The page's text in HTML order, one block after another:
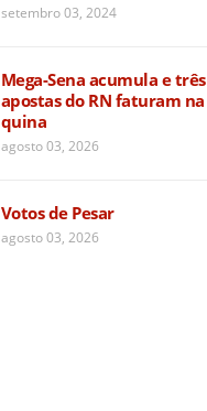
setembro 03, 2024
Mega-Sena acumula e três
apostas do RN faturam na
quina
agosto 03, 2026
Votos de Pesar
agosto 03, 2026